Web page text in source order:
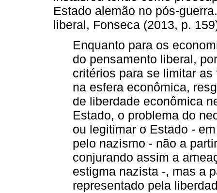
Estado alemão no pós-
liberal, Fonseca (2013, p.
Enquanto para os
do pensamento liberal,
critérios para se limitar
na esfera econômica,
de liberdade econômica
Estado, o problema do
ou legitimar o Estado -
pelo nazismo - não a
conjurando assim a
estigma nazista -, mas a
representado pela